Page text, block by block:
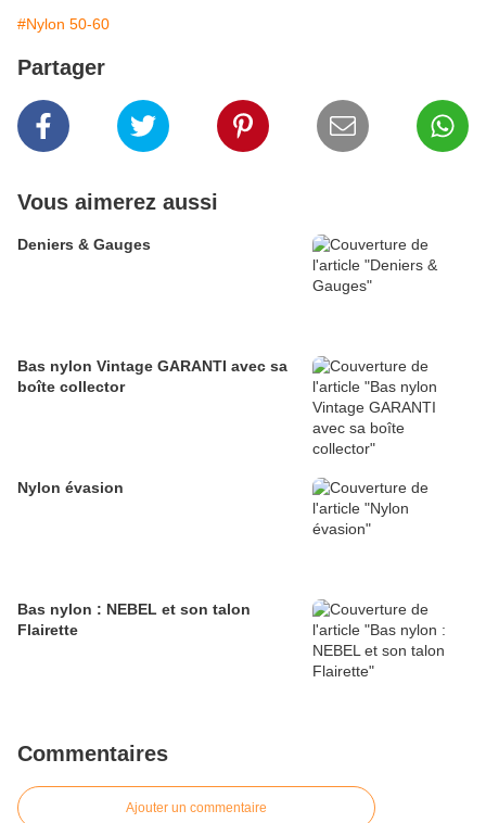
#Nylon 50-60
Partager
Vous aimerez aussi
Deniers & Gauges
Bas nylon Vintage GARANTI avec sa
boîte collector
Nylon évasion
Bas nylon : NEBEL et son talon
Flairette
Commentaires
Ajouter un commentaire